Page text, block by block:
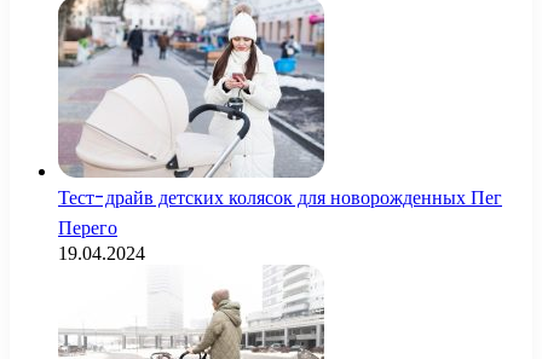
Тест-драйв детских колясок для новорожденных Пег
Перего
19.04.2024